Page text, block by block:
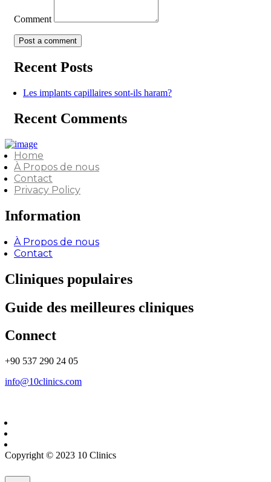
Comment
Recent Posts
Les implants capillaires sont-ils haram?
Recent Comments
Home
À Propos de nous
Contact
Privacy Policy
Information
À Propos de nous
Contact
Cliniques populaires
Guide des meilleures cliniques
Connect
+90 537 290 24 05
info@10clinics.com
Copyright © 2023 10 Clinics